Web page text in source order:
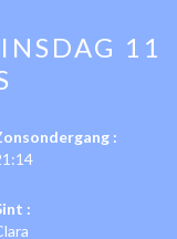
11
:
: